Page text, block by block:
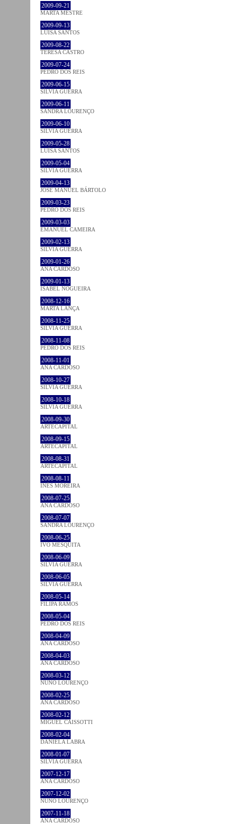
2009-09-21
MARTA MESTRE
2009-09-13
LUÍSA SANTOS
2009-08-22
TERESA CASTRO
2009-07-24
PEDRO DOS REIS
2009-06-15
SÍLVIA GUERRA
2009-06-11
SANDRA LOURENÇO
2009-06-10
SÍLVIA GUERRA
2009-05-28
LUÍSA SANTOS
2009-05-04
SÍLVIA GUERRA
2009-04-13
JOSÉ MANUEL BÁRTOLO
2009-03-23
PEDRO DOS REIS
2009-03-03
EMANUEL CAMEIRA
2009-02-13
SÍLVIA GUERRA
2009-01-26
ANA CARDOSO
2009-01-13
ISABEL NOGUEIRA
2008-12-16
MARTA LANÇA
2008-11-25
SÍLVIA GUERRA
2008-11-08
PEDRO DOS REIS
2008-11-01
ANA CARDOSO
2008-10-27
SÍLVIA GUERRA
2008-10-18
SÍLVIA GUERRA
2008-09-30
ARTECAPITAL
2008-09-15
ARTECAPITAL
2008-08-31
ARTECAPITAL
2008-08-11
INÊS MOREIRA
2008-07-25
ANA CARDOSO
2008-07-07
SANDRA LOURENÇO
2008-06-25
IVO MESQUITA
2008-06-09
SÍLVIA GUERRA
2008-06-05
SÍLVIA GUERRA
2008-05-14
FILIPA RAMOS
2008-05-04
PEDRO DOS REIS
2008-04-09
ANA CARDOSO
2008-04-03
ANA CARDOSO
2008-03-12
NUNO LOURENÇO
2008-02-25
ANA CARDOSO
2008-02-12
MIGUEL CAISSOTTI
2008-02-04
DANIELA LABRA
2008-01-07
SÍLVIA GUERRA
2007-12-17
ANA CARDOSO
2007-12-02
NUNO LOURENÇO
2007-11-18
ANA CARDOSO